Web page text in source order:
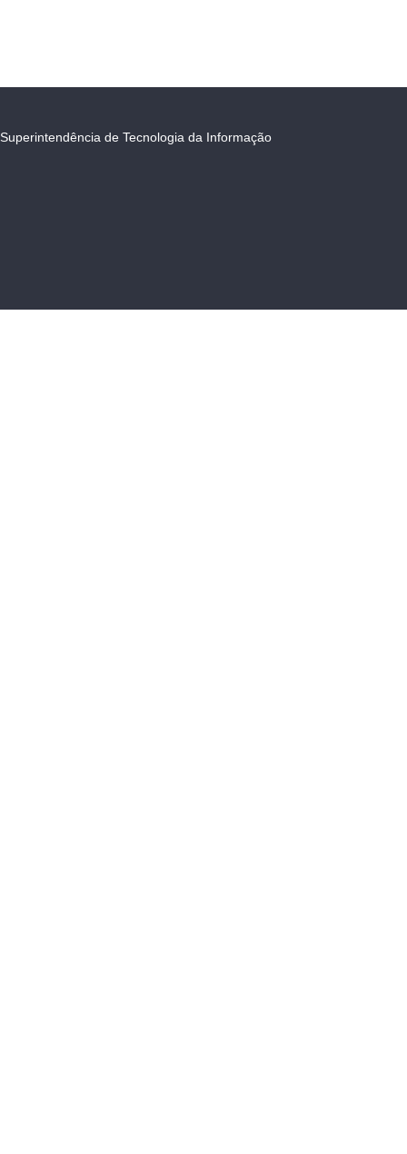
Superintendência de Tecnologia da Informação